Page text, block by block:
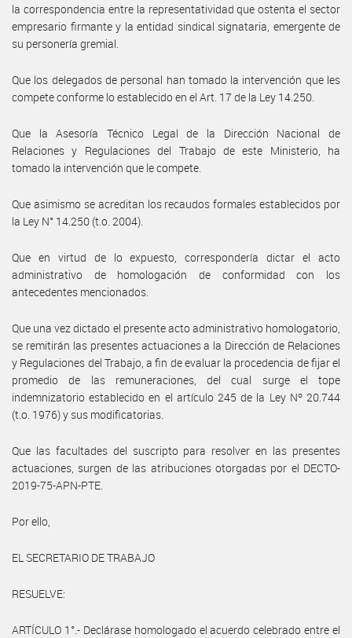
la correspondencia entre la representatividad que ostenta el sector
empresario firmante y la entidad sindical signataria, emergente de
su personería gremial.
Que los delegados de personal han tomado la intervención que les
compete conforme lo establecido en el Art. 17 de la Ley 14.250.
Que la Asesoría Técnico Legal de la Dirección Nacional de
Relaciones y Regulaciones del Trabajo de este Ministerio, ha
tomado la intervención que le compete.
Que asimismo se acreditan los recaudos formales establecidos por
la Ley N° 14.250 (t.o. 2004).
Que en virtud de lo expuesto, correspondería dictar el acto
administrativo de homologación de conformidad con los
antecedentes mencionados.
Que una vez dictado el presente acto administrativo homologatorio,
se remitirán las presentes actuaciones a la Dirección de Relaciones
y Regulaciones del Trabajo, a fin de evaluar la procedencia de fijar el
promedio de las remuneraciones, del cual surge el tope
indemnizatorio establecido en el artículo 245 de la Ley Nº 20.744
(t.o. 1976) y sus modificatorias.
Que las facultades del suscripto para resolver en las presentes
actuaciones, surgen de las atribuciones otorgadas por el DECTO-
2019-75-APN-PTE.
Por ello,
EL SECRETARIO DE TRABAJO
RESUELVE:
ARTÍCULO 1°.- Declárase homologado el acuerdo celebrado entre el